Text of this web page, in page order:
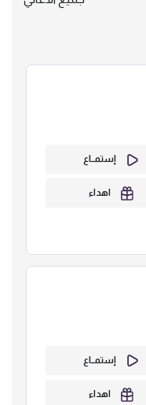
إستمــاع
اهداء
إستمــاع
اهداء